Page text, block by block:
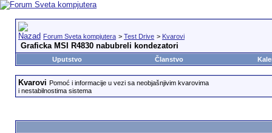
Forum Sveta kompjutera > Test Drive > Kvarovi
Graficka MSI R4830 nabubreli kondezatori
Uputstvo Članstvo
Kvarovi Pomoć i informacije u vezi sa neobjašnjivim kvarovima
i nestabilnostima sistema